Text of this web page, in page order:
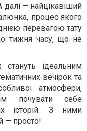
далі — найцікавіший
процес якого
перевагою тату
тижня часу, що не
стануть ідеальним
вечірок та
атмосфери,
почувати себе
історій. З ними
— просто!